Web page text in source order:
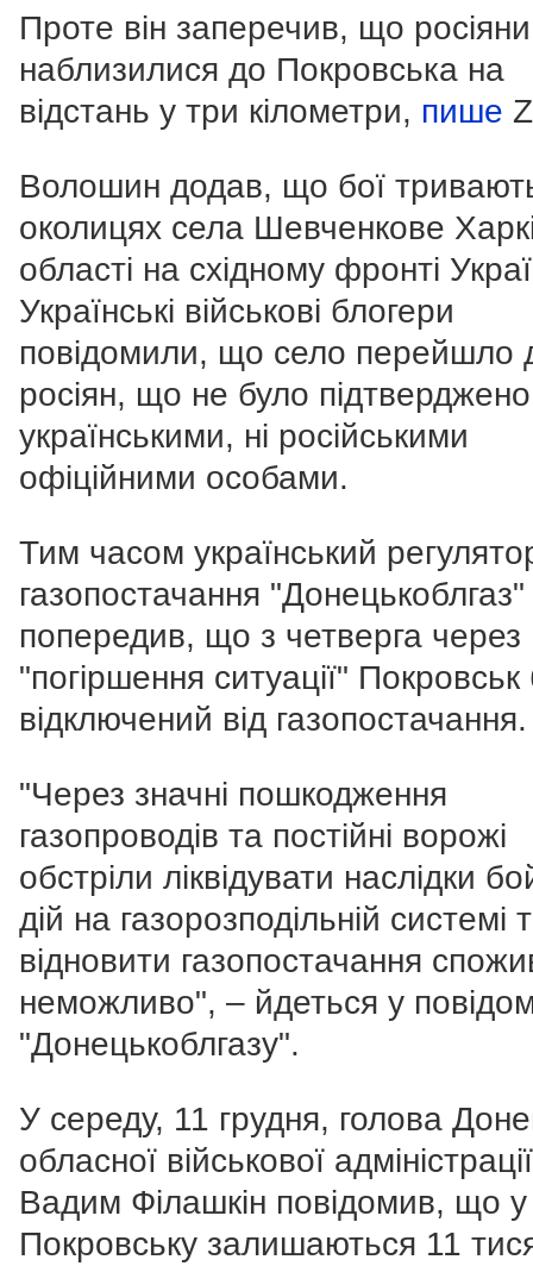
Проте він заперечив, що росіяни
наблизилися до Покровська на
відстань у три кілометри, пише
Волошин додав, що бої
околицях села Шевченкове
області на східному фронті
Українські військові блогери
повідомили, що село перейшло
росіян, що не було підтверджено
українськими, ні російськими
офіційними особами.
Тим часом український
газопостачання "Донецькоблгаз"
попередив, що з четверга через
"погіршення ситуації" Покровськ
відключений від газопостачання.
"Через значні пошкодження
газопроводів та постійні ворожі
обстріли ліквідувати наслідки
дій на газорозподільній системі
відновити газопостачання
неможливо", – йдеться у
"Донецькоблгазу".
У середу, 11 грудня, голова
обласної військової адміністрації
Вадим Філашкін повідомив, що у
Покровську залишаються 11